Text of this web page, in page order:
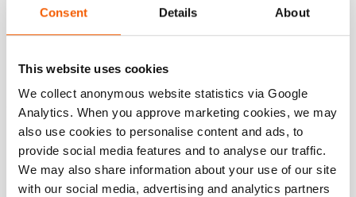
Consent Details About
This website uses cookies
We collect anonymous website statistics via Google
Analytics. When you approve marketing cookies, we may
also use cookies to personalise content and ads, to
provide social media features and to analyse our traffic.
We may also share information about your use of our site
with our social media, advertising and analytics partners
Descargas
A 119, Hoja de especificaciones, Carta
imperial